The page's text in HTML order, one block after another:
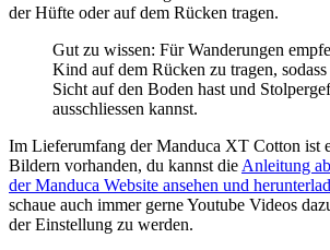
der Hüfte oder auf dem Rücken tragen.
Gut zu wissen: Für Wanderungen
Kind auf dem Rücken zu tragen,
Sicht auf den Boden hast und
ausschliessen kannst.
Im Lieferumfang der Manduca XT Cotton ist
Bildern vorhanden, du kannst die Anleitung
der Manduca Website ansehen und
schaue auch immer gerne Youtube Videos
der Einstellung zu werden.